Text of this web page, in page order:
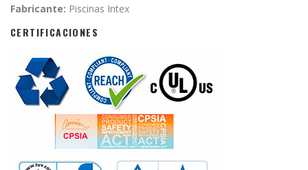
Fabricante: Piscinas Intex
CERTIFICACIONES